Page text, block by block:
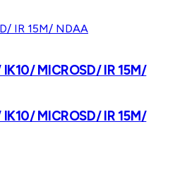
MICROSD/ IR 15M/
MICROSD/ IR 15M/